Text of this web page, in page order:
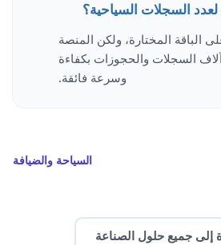
السجلات السياحية؟
الباقة المختارة، ولكن المنصة
السجلات والحجوزات بكفاءة
وسرعة فائقة.
السياحة والضيافة
إلى جميع حلول الصناعة